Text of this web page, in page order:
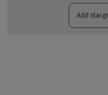
Add